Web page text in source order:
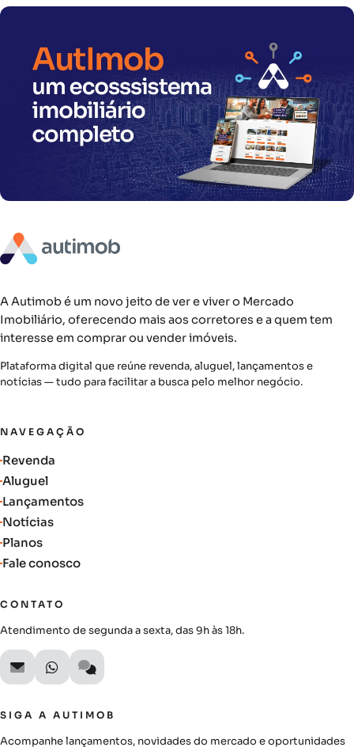
A Autimob é um novo jeito de ver e viver o Mercado
Imobiliário, oferecendo mais aos corretores e a quem tem
interesse em comprar ou vender imóveis.
Plataforma digital que reúne revenda, aluguel, lançamentos e
notícias — tudo para facilitar a busca pelo melhor negócio.
NAVEGAÇÃO
Revenda
Aluguel
Lançamentos
Notícias
Planos
Fale conosco
CONTATO
Atendimento de segunda a sexta, das 9h às 18h.
SIGA A AUTIMOB
Acompanhe lançamentos, novidades do mercado e oportunidades